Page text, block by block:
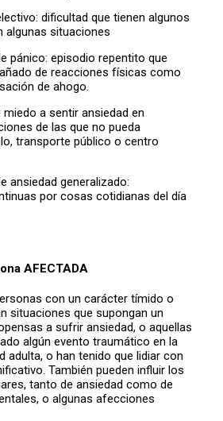
dificultad que tienen algunos
algunas situaciones
episodio repentito que
de reacciones físicas como
de ahogo.
a sentir ansiedad en
de las que no pueda
transporte público o centro
generalizado:
por cosas cotidianas del día
AFECTADA
con un carácter tímido o
situaciones que supongan un
a sufrir ansiedad, o aquellas
algún evento traumático en la
adulta, o han tenido que lidiar con
También pueden influir los
tanto de ansiedad como de
o algunas afecciones